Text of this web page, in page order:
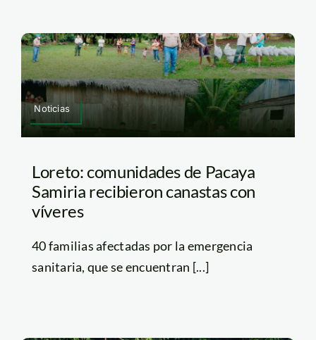
Noticias
Loreto: comunidades de Pacaya
Samiria recibieron canastas con
víveres
40 familias afectadas por la emergencia
sanitaria, que se encuentran [...]